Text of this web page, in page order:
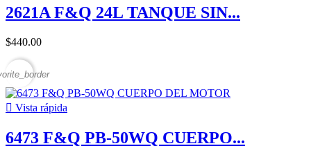
2621A F&Q 24L TANQUE SIN...
$440.00
 Vista rápida
6473 F&Q PB-50WQ CUERPO...